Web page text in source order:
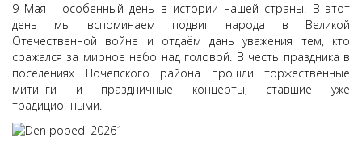
9 Мая - особенный день в истории нашей страны! В этот
день мы вспоминаем подвиг народа в Великой
Отечественной войне и отдаём дань уважения тем, кто
сражался за мирное небо над головой. В честь праздника в
поселениях Почепского района прошли торжественные
митинги и праздничные концерты, ставшие уже
традиционными.